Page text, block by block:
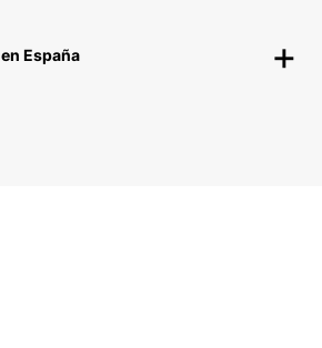
España